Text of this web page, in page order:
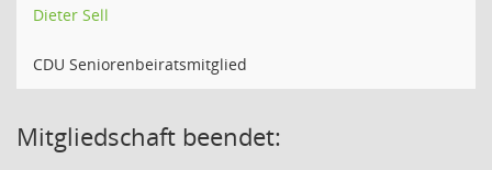
Dieter Sell
CDU Seniorenbeiratsmitglied
Mitgliedschaft beendet: